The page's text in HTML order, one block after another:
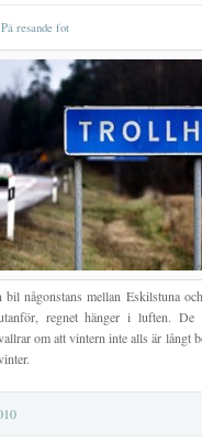
På resande fot
någonstans mellan Eskilstuna
regnet hänger i luften.
om att vintern inte alls är långt